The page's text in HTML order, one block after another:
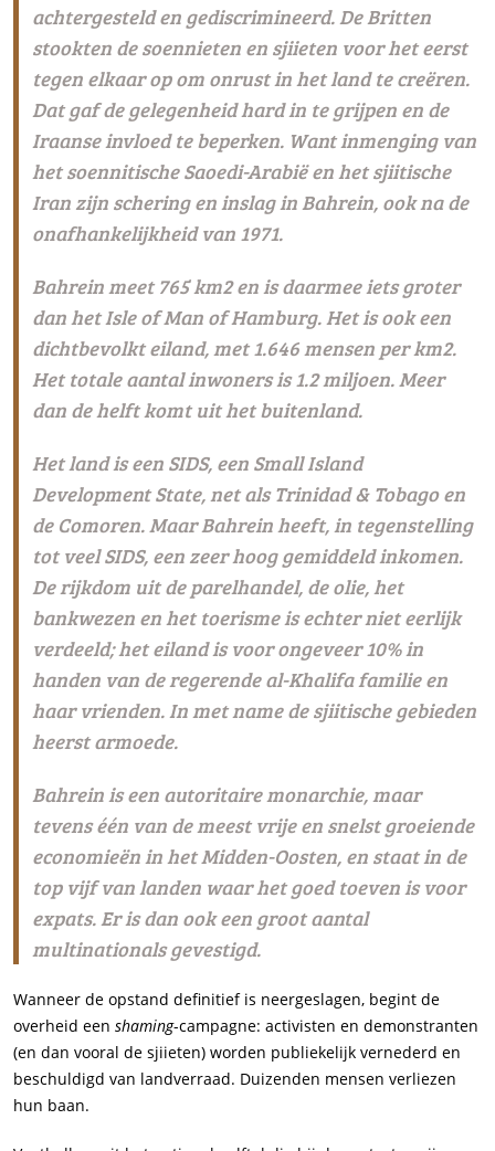
achtergesteld en gediscrimineerd. De Britten
stookten de soennieten en sjiieten voor het eerst
tegen elkaar op om onrust in het land te creëren.
Dat gaf de gelegenheid hard in te grijpen en de
Iraanse invloed te beperken. Want inmenging van
het soennitische Saoedi-Arabië en het sjiitische
Iran zijn schering en inslag in Bahrein, ook na de
onafhankelijkheid van 1971.
Bahrein meet 765 km2 en is daarmee iets groter
dan het Isle of Man of Hamburg. Het is ook een
dichtbevolkt eiland, met 1.646 mensen per km2.
Het totale aantal inwoners is 1.2 miljoen. Meer
dan de helft komt uit het buitenland.
Het land is een SIDS, een Small Island
Development State, net als Trinidad & Tobago en
de Comoren. Maar Bahrein heeft, in tegenstelling
tot veel SIDS, een zeer hoog gemiddeld inkomen.
De rijkdom uit de parelhandel, de olie, het
bankwezen en het toerisme is echter niet eerlijk
verdeeld; het eiland is voor ongeveer 10% in
handen van de regerende al-Khalifa familie en
haar vrienden. In met name de sjiitische gebieden
heerst armoede.
Bahrein is een autoritaire monarchie, maar
tevens één van de meest vrije en snelst groeiende
economieën in het Midden-Oosten, en staat in de
top vijf van landen waar het goed toeven is voor
expats. Er is dan ook een groot aantal
multinationals gevestigd.
Wanneer de opstand definitief is neergeslagen, begint de
overheid een shaming-campagne: activisten en demonstranten
(en dan vooral de sjiieten) worden publiekelijk vernederd en
beschuldigd van landverraad. Duizenden mensen verliezen
hun baan.